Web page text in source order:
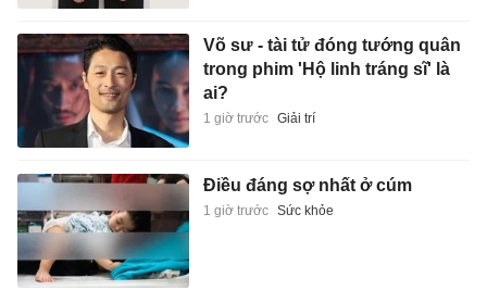
Võ sư - tài tử đóng tướng quân
trong phim 'Hộ linh tráng sĩ' là
ai?
1 giờ trước Giải trí
Điều đáng sợ nhất ở cúm
1 giờ trước Sức khỏe